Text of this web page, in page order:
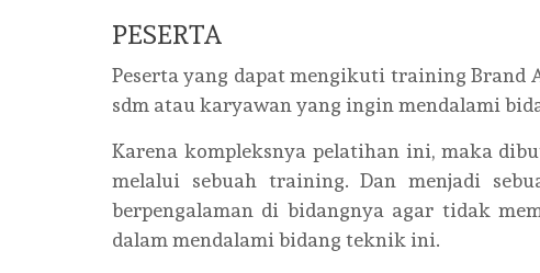
PESERTA
Peserta yang dapat mengikuti training Brand
sdm atau karyawan yang ingin mendalami
Karena kompleksnya pelatihan ini, maka
melalui sebuah training. Dan menjadi
berpengalaman di bidangnya agar tidak
dalam mendalami bidang teknik ini.